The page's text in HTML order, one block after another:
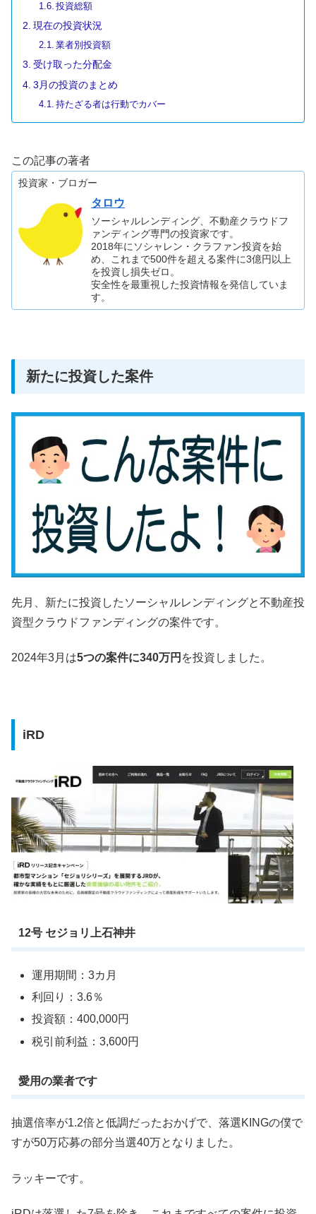
投資総額
現在の投資状況
業者別投資額
受け取った分配金
3月の投資のまとめ
持たざる者は行動でカバー
この記事の著者
投資家・ブロガー
タロウ
ソーシャルレンディング、不動産クラウドフ
ァンディング専門の投資家です。
2018年にソシャレン・クラファン投資を始
め、これまで500件を超える案件に3億円以上
を投資し損失ゼロ。
安全性を最重視した投資情報を発信していま
す。
新たに投資した案件
先月、新たに投資したソーシャルレンディングと不動産投
資型クラウドファンディングの案件です。
2024年3月は5つの案件に340万円 を投資しました。
iRD
12号 セジョリ上石神井
運用期間：3カ月
利回り：3.6％
投資額：400,000円
税引前利益：3,600円
愛用の業者です
抽選倍率が1.2倍と低調だったおかげで、落選KINGの僕で
すが50万応募の部分当選40万となりました。
ラッキーです。